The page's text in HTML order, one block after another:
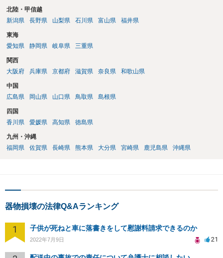
北陸・甲信越
新潟県
長野県 山梨県 石川県 富山県 福井県
東海
愛知県
静岡県 岐阜県 三重県
関西
大阪府
兵庫県 京都府 滋賀県 奈良県 和歌山県
中国
広島県
岡山県 山口県 鳥取県 島根県
四国
香川県
愛媛県 高知県 徳島県
九州・沖縄
福岡県
佐賀県 長崎県 熊本県 大分県 宮崎県 鹿児島県 沖縄県
器物損壊の法律Q&Aランキング
1 子供が死ねと車に落書きをして慰謝料請求できるのか
2022年7月9日 21